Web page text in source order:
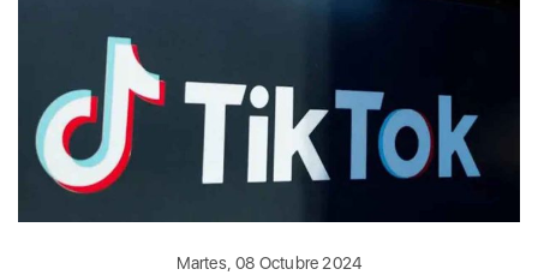
Martes, 08 Octubre 2024